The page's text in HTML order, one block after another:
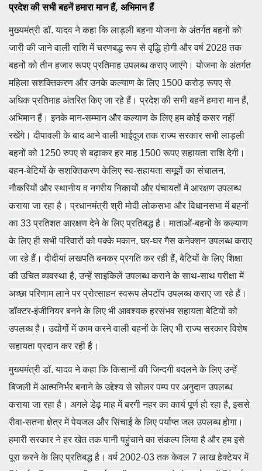
प्रदेश की सभी बहनें हमारा मान हैं, अभिमान हैं
मुख्यमंत्री डॉ. यादव ने कहा कि लाड़ली बहना योजना के अंतर्गत बहनों को
जारी की जाने वाली राशि में चरणबद्ध रूप से वृद्धि होगी और वर्ष 2028 तक
बहनों को तीन हजार रूपए प्रतिमाह उपलब्ध कराए जाएंगे। योजना के अंतर्गत
महिला सशक्तिकरण और उनके कल्याण के लिए 1500 करोड़ रूपए से
अधिक प्रतिमाह अंतरित किए जा रहे हैं। प्रदेश की सभी बहनें हमारा मान हैं,
अभिमान हैं। इनके मान-सम्मान और कल्याण के लिए हम कोई कसर नहीं
रखेंगे। दीपावली के बाद आने वाली भाईदूज तक राज्य सरकार सभी लाड़ली
बहनों को 1250 रुपए से बढ़ाकर हर माह 1500 रूपए सहायता राशि देगी।
बहन-बेटियों के सशक्तिकरण के‍लिए स्व-सहायता समूहों का संचालन,
नौकरियों और स्थानीय व नगरीय निकायों और पंचायतों में आरक्षण उपलब्ध
कराया जा रहा है। प्रधानमंत्री श्री मोदी लोकसभा और विधानसभा में बहनों
का 33 प्रतिशत आरक्षण देने के लिए प्रतिबद्ध है। माताओं-बहनों के कल्याण
के लिए ही सभी परिवारों को पक्के मकान, घर-घर गैस कनेक्शन उपलब्ध कराए
जा रहे हैं। दीदीयां लखपति बनकर प्रगति कर रही हैं, बेटियों के लिए शिक्षा
की उचित व्यवस्था है, उन्हें साइकिलें उपलब्ध कराने के साथ-साथ परीक्षा में
अच्छा परिणाम लाने पर प्रोत्साहन स्वरूप लेपटॉप उपलब्ध कराए जा रहे हैं।
डॉक्टर-इंजीनियर बनने के लिए भी आवश्यक हरसंभव सहायता बेटियों को
उपलब्ध है। उद्योगों में काम करने वाली बहनों के लिए भी राज्य सरकार विशेष
सहायता प्रदान कर रही है।
मुख्यमंत्री डॉ. यादव ने कहा कि किसानों की जिन्दगी बदलने के लिए उन्हें
बिजली में आत्मनिर्भर बनाने के उद्देश्य से सोलर पम्प पर अनुदान उपलब्ध
कराया जा रहा है। अगले डेढ़ माह में बरगी नहर का कार्य पूर्ण हो रहा है, इससे
रीवा-सतना क्षेत्र में पेयजल और सिंचाई के लिए पर्याप्त जल उपलब्ध होगा।
हमारी सरकार ने हर खेत तक पानी पहुंचाने का संकल्प लिया है और हम इसे
पूरा करने के लिए प्रतिबद्ध है। वर्ष 2002-03 तक केवल 7 लाख हेक्टेयर में